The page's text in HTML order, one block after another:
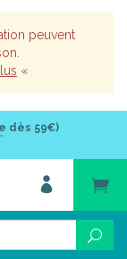
peuvent
«
dès 59€)
*